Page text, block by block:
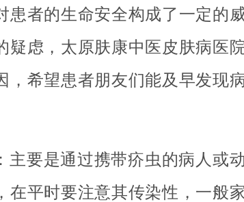
患者的生命安全构成了一定的威
疑虑，太原肤康中医皮肤病医
，希望患者朋友们能及早发现病
主要是通过携带疥虫的病人或
在平时要注意其传染性，一般家